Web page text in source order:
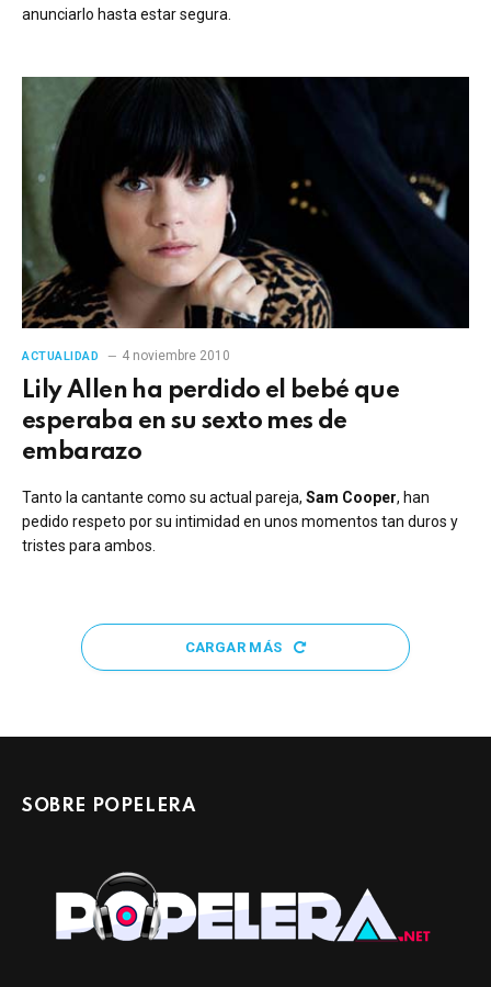
anunciarlo hasta estar segura.
ACTUALIDAD 4 noviembre 2010
Lily Allen ha perdido el bebé que
esperaba en su sexto mes de
embarazo
Tanto la cantante como su actual pareja, Sam Cooper, han
pedido respeto por su intimidad en unos momentos tan duros y
tristes para ambos.
CARGAR MÁS
SOBRE POPELERA